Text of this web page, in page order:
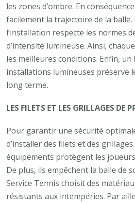
les zones d’ombre. En
facilement la trajectoire de la balle.
l’installation respecte les normes
d’intensité lumineuse. Ainsi,
les meilleures conditions. Enfin,
installations lumineuses préserve
long terme.
LES FILETS ET LES GRILLAGES DE
Pour garantir une sécurité
d’installer des filets et des
équipements protègent les
De plus, ils empêchent la balle de
Service Tennis choisit des
résistants aux intempéries. Par